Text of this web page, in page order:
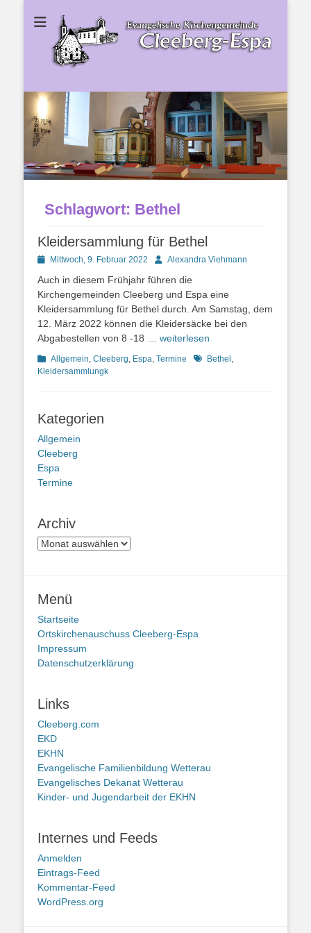
Ev.
Kirchengemeinde
Ev. Kirchengemeinde Cleeberg-Espa
Schlagwort: Bethel
Kleidersammlung für Bethel
PostedMittwoch, 9. Februar 2022 AutorAlexandra Viehmann
Auch in diesem Frühjahr führen die
Kirchengemeinden Cleeberg und Espa eine
Kleidersammlung für Bethel durch. Am Samstag, dem
12. März 2022 können die Kleidersäcke bei den
Abgabestellen von 8 -18
… weiterlesen
Kategorien
Allgemein Cleeberg Espa Termine Schlagworte
Bethel
Kleidersammlungk
Kategorien
Allgemein
Cleeberg
Espa
Termine
Archiv
Archiv
Menü
Startseite
Ortskirchenauschuss Cleeberg-Espa
Impressum
Datenschutzerklärung
Links
Cleeberg.com
EKD
EKHN
Evangelische Familienbildung Wetterau
Evangelisches Dekanat Wetterau
Kinder- und Jugendarbeit der EKHN
Internes und Feeds
Anmelden
Eintrags-Feed
Kommentar-Feed
WordPress.org